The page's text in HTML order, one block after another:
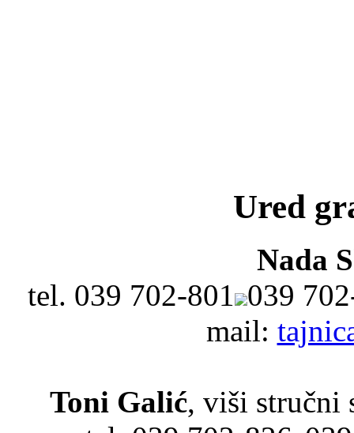
Ured
Nada
tel. 039 702-801 039
mail:
Toni Galić, viši stručni